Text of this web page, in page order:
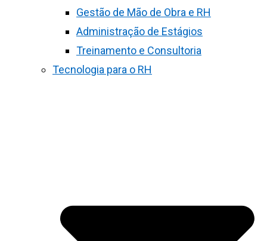
Gestão de Mão de Obra e RH
Administração de Estágios
Treinamento e Consultoria
Tecnologia para o RH